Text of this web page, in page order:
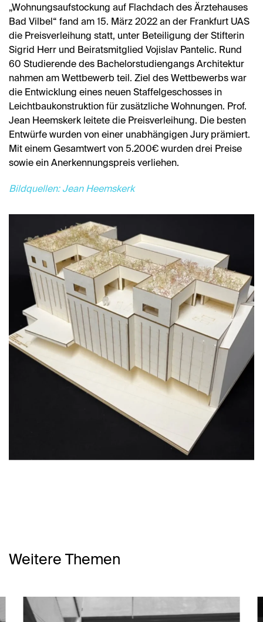
„Wohnungsaufstockung auf Flachdach des Ärztehauses
Bad Vilbel“ fand am 15. März 2022 an der Frankfurt UAS
die Preisverleihung statt, unter Beteiligung der Stifterin
Sigrid Herr und Beiratsmitglied Vojislav Pantelic. Rund
60 Studierende des Bachelorstudiengangs Architektur
nahmen am Wettbewerb teil. Ziel des Wettbewerbs war
die Entwicklung eines neuen Staffelgeschosses in
Leichtbaukonstruktion für zusätzliche Wohnungen. Prof.
Jean Heemskerk leitete die Preisverleihung. Die besten
Entwürfe wurden von einer unabhängigen Jury prämiert.
Mit einem Gesamtwert von 5.200€ wurden drei Preise
sowie ein Anerkennungspreis verliehen.
Bildquellen: Jean Heemskerk
Weitere Themen